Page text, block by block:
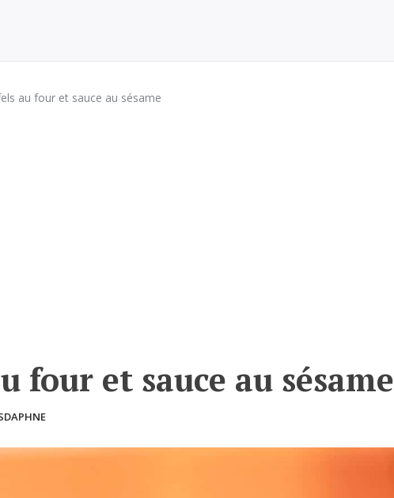
au four et sauce au sésame
four et sauce au sésame